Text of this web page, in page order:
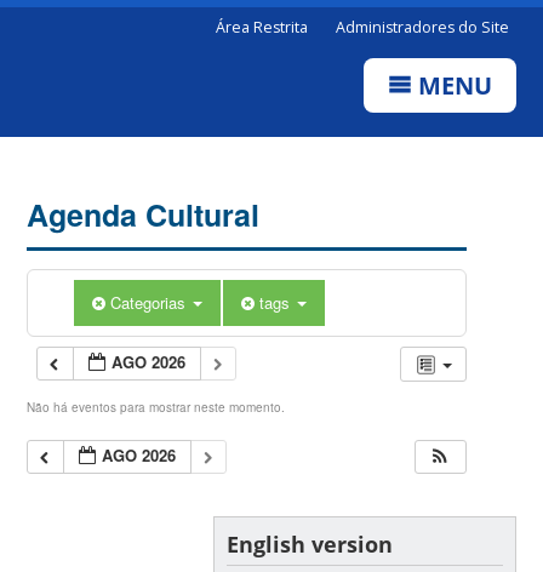
Área Restrita Administradores do Site
MENU
Agenda Cultural
Categorias tags
AGO 2026
Não há eventos para mostrar neste momento.
AGO 2026
English version